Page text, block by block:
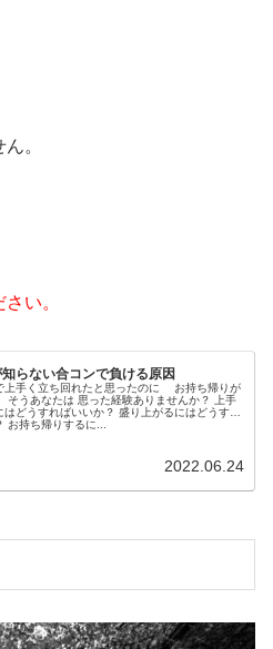
。
い。
らない合コンで負ける原因
上手く立ち回れたと思ったのに お持ち帰りが
ればいいか？ 盛り上がるにはどうすれ
ばいいか？ お持ち帰りするに...
2022.06.24